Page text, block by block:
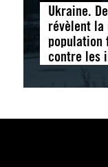
Ukraine.
révèlent la
population
contre les